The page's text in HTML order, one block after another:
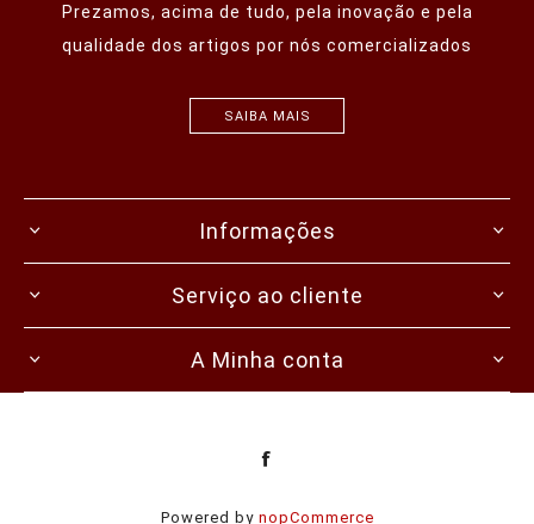
Prezamos, acima de tudo, pela inovação e pela
qualidade dos artigos por nós comercializados
SAIBA MAIS
Informações
Serviço ao cliente
A Minha conta
Powered by nopCommerce